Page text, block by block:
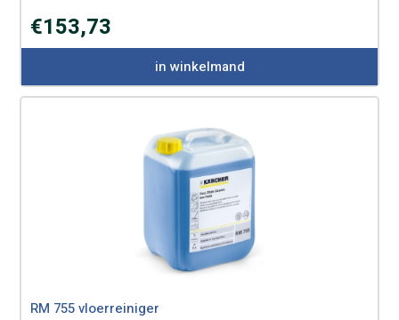
€153,73
in winkelmand
RM 755 vloerreiniger